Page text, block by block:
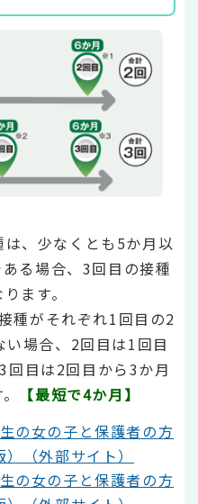
、少なくとも5か月以
る場合、3回目の接種
ます。
がそれぞれ1回目の2
場合、2回目は1回目
目は2回目から3か月
【最短で4か月】
の女の子と保護者の方
（外部サイト）
の女の子と保護者の方